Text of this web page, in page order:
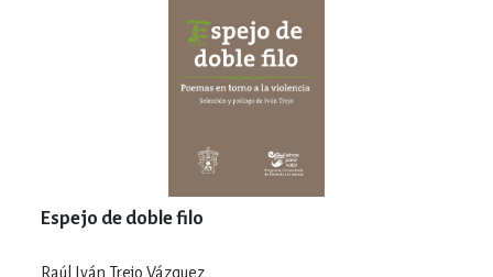
Espejo de doble filo
Raúl Iván Trejo Vázquez